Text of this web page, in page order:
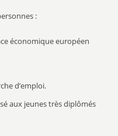
:
économique européen
d’emploi.
aux jeunes très diplômés